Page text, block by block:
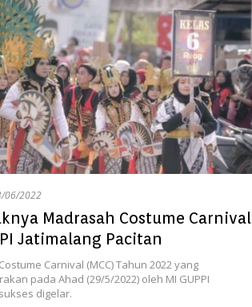
06/2022
Madrasah Costume Carnival
Jatimalang Pacitan
Carnival (MCC) Tahun 2022 yang
pada Ahad (29/5/2022) oleh MI GUPPI
digelar.